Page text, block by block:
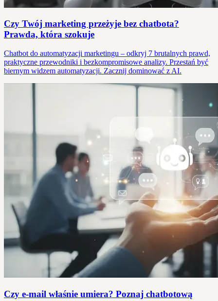
Czy Twój marketing przeżyje bez chatbota?
Prawda, która szokuje
Chatbot do automatyzacji marketingu – odkryj 7 brutalnych prawd,
praktyczne przewodniki i bezkompromisowe analizy. Przestań być
biernym widzem automatyzacji. Zacznij dominować z AI.
Czy e-mail właśnie umiera? Poznaj chatbotową